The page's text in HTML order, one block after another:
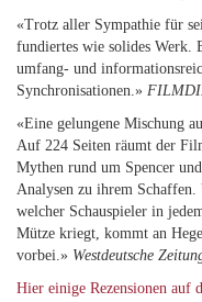
«Trotz aller Sympathie für
fundiertes wie solides Werk.
umfang- und
Synchronisationen.»
«Eine gelungene Mischung
Auf 224 Seiten räumt der
Mythen rund um Spencer
Analysen zu ihrem
welcher Schauspieler in
Mütze kriegt, kommt an
vorbei.» Westdeutsche
Hier einige Rezensionen auf